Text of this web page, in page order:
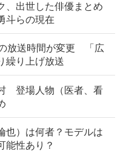
、出世した俳優まとめ
斗らの現在
放送時間が変更 「広
繰り上げ放送
登場人物（医者、看
也）は何者？モデルは
能性あり？